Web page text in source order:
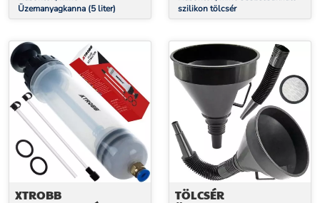
Üzemanyagkanna (5 liter)
szilikon tölcsér
XTROBB
TÖLCSÉR